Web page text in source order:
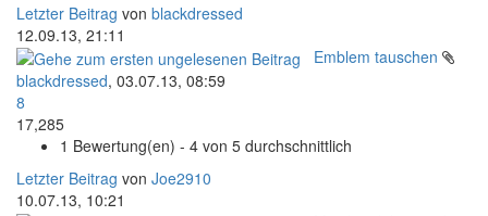
Letzter Beitrag von blackdressed
12.09.13, 21:11
Emblem tauschen
blackdressed, 03.07.13, 08:59
8
17,285
1 Bewertung(en) - 4 von 5 durchschnittlich
Letzter Beitrag von Joe2910
10.07.13, 10:21